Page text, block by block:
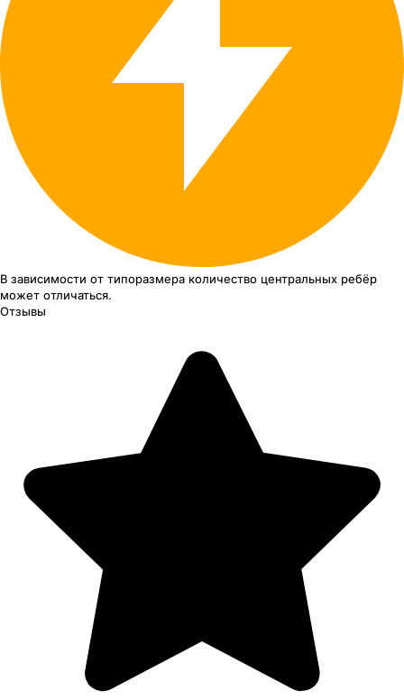
В зависимости от типоразмера количество центральных ребёр
может отличаться.
Отзывы